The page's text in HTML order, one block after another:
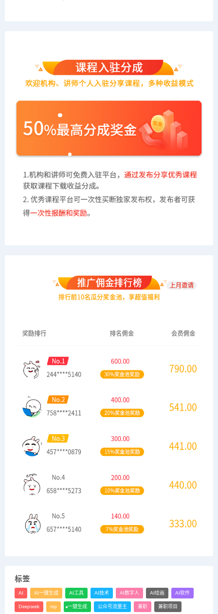
标签
AI AI一键生成 AI工具 AI技术 AI数字人 AI绘画 AI软件
Deepseek mp 一键生成 公众号流量主 兼职 兼职项目